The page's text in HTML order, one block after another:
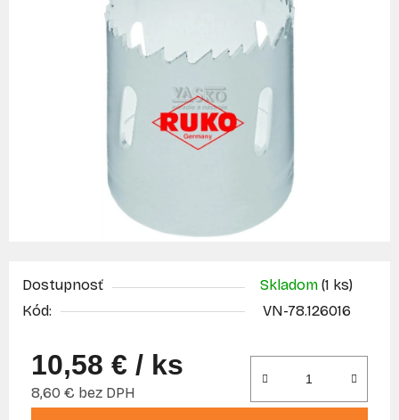
Dostupnosť Skladom (1 ks)
Kód:
VN-78.126016
10,58 € / ks
8,60 € bez DPH